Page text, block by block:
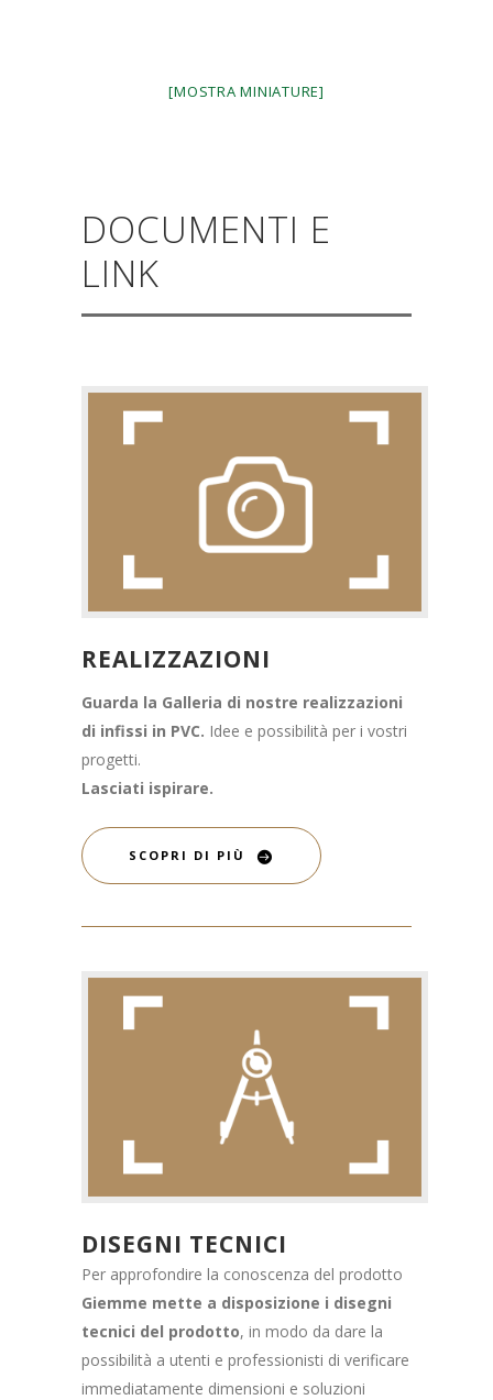
[MOSTRA MINIATURE]
DOCUMENTI E
LINK
REALIZZAZIONI
Guarda la Galleria di nostre realizzazioni
di infissi in PVC. Idee e possibilità per i vostri
progetti.
Lasciati ispirare.
SCOPRI DI PIÙ
DISEGNI TECNICI
Per approfondire la conoscenza del prodotto
Giemme mette a disposizione i disegni
tecnici del prodotto, in modo da dare la
possibilità a utenti e professionisti di verificare
immediatamente dimensioni e soluzioni